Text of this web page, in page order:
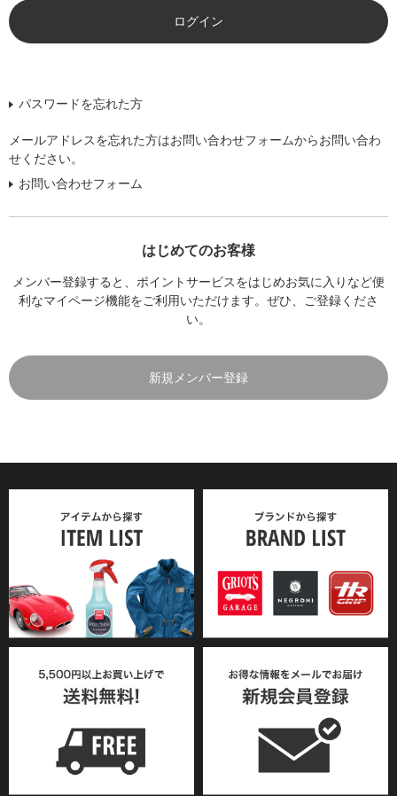
パスワードを忘れた方
メールアドレスを忘れた方はお問い合わせフォームからお問い合わ
せください。
お問い合わせフォーム
はじめてのお客様
メンバー登録すると、ポイントサービスをはじめお気に入りなど便
利なマイページ機能をご利用いただけます。ぜひ、ご登録くださ
い。
新規メンバー登録